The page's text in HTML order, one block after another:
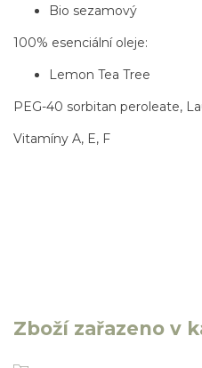
Bio sezamový
100% esenciální oleje:
Lemon Tea Tree
PEG-40 sorbitan peroleate,
Vitamíny A, E, F
Zboží zařazeno v